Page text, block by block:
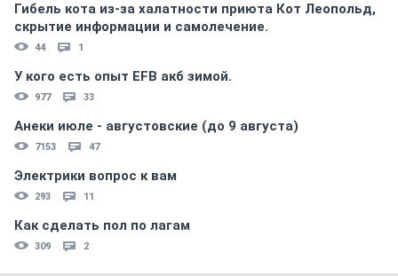
Гибель кота из-за халатности приюта Кот Леопольд,
скрытиe информации и самолечение.
44 1
У кого есть опыт EFB акб зимой.
977 33
Анеки июле - августовские (до 9 августа)
7153 47
Электрики вопрос к вам
293 11
Как сделать пол по лагам
309 2